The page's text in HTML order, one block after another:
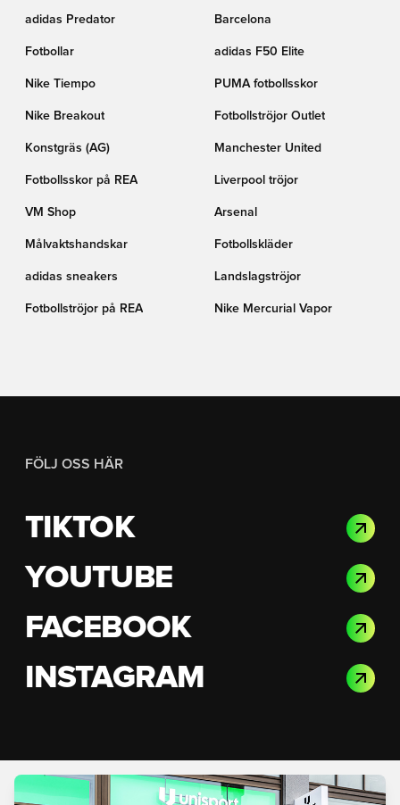
adidas Predator Barcelona
Fotbollar adidas F50 Elite
Nike Tiempo PUMA fotbollsskor
Nike Breakout Fotbollströjor Outlet
Konstgräs (AG) Manchester United
Fotbollsskor på REA Liverpool tröjor
VM Shop Arsenal
Målvaktshandskar Fotbollskläder
adidas sneakers Landslagströjor
Fotbollströjor på REA Nike Mercurial Vapor
FÖLJ OSS HÄR
TIKTOK
YOUTUBE
FACEBOOK
INSTAGRAM